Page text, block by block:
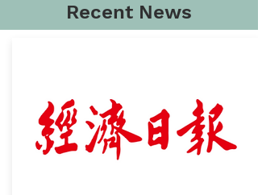
Recent News